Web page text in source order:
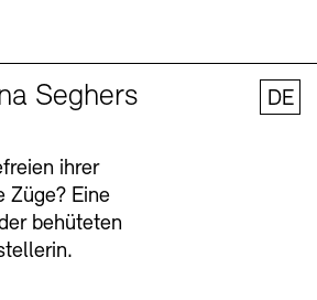
Seghers
ihrer
Züge? Eine
behüteten
DE